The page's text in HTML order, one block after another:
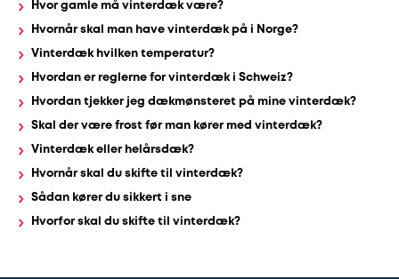
Hvor gamle må vinterdæk være?
Hvornår skal man have vinterdæk på i Norge?
Vinterdæk hvilken temperatur?
Hvordan er reglerne for vinterdæk i Schweiz?
Hvordan tjekker jeg dækmønsteret på mine vinterdæk?
Skal der være frost før man kører med vinterdæk?
Vinterdæk eller helårsdæk?
Hvornår skal du skifte til vinterdæk?
Sådan kører du sikkert i sne
Hvorfor skal du skifte til vinterdæk?